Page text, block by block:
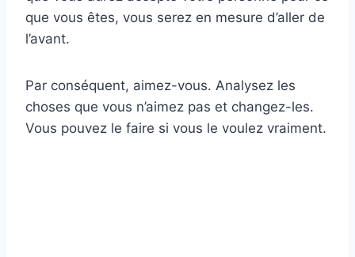
que vous êtes, vous serez en mesure d’aller de
l’avant.
Par conséquent, aimez-vous. Analysez les
choses que vous n’aimez pas et changez-les.
Vous pouvez le faire si vous le voulez vraiment.